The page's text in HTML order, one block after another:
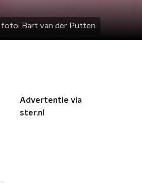
foto: Bart van der Putten
Advertentie via
ster.nl